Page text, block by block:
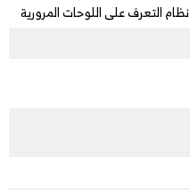
نظام التعرف على اللوحات المرورية